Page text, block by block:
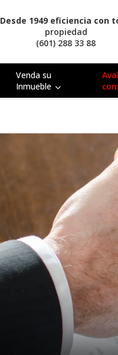
Desde 1949 eficiencia con
propiedad
(601) 288 33 88
Venda su
Inmueble